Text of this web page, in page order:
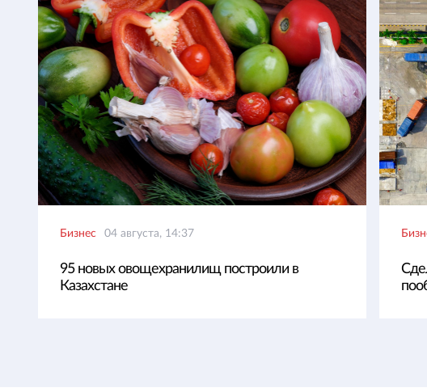
Бизнес 04 августа, 14:37
95 новых овощехранилищ построили в
Казахстане